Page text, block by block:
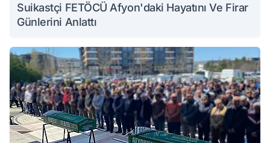
Suikastçi FETÖCÜ Afyon'daki Hayatını Ve Firar
Günlerini Anlattı